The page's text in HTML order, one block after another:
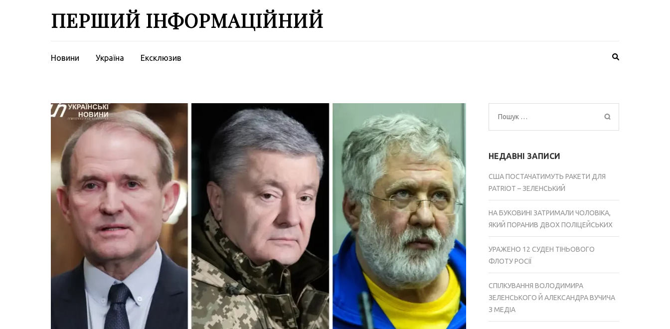
ПЕРШИЙ ІНФОРМАЦІЙНИЙ
Новини Україна Ексклюзив
Пошук:
НЕДАВНІ ЗАПИСИ
США ПОСТАЧАТИМУТЬ РАКЕТИ ДЛЯ
PATRIOT – ЗЕЛЕНСЬКИЙ
НА БУКОВИНІ ЗАТРИМАЛИ ЧОЛОВІКА,
ЯКИЙ ПОРАНИВ ДВОХ ПОЛІЦЕЙСЬКИХ
УРАЖЕНО 12 СУДЕН ТІНЬОВОГО
ФЛОТУ РОСІЇ
СПІЛКУВАННЯ ВОЛОДИМИРА
ЗЕЛЕНСЬКОГО Й АЛЕКСАНДРА ВУЧИЧА
З МЕДІА